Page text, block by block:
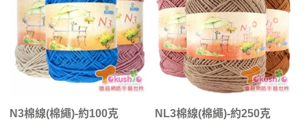
N3棉線(棉繩)-約100克 NL3棉線(棉繩)-約250克